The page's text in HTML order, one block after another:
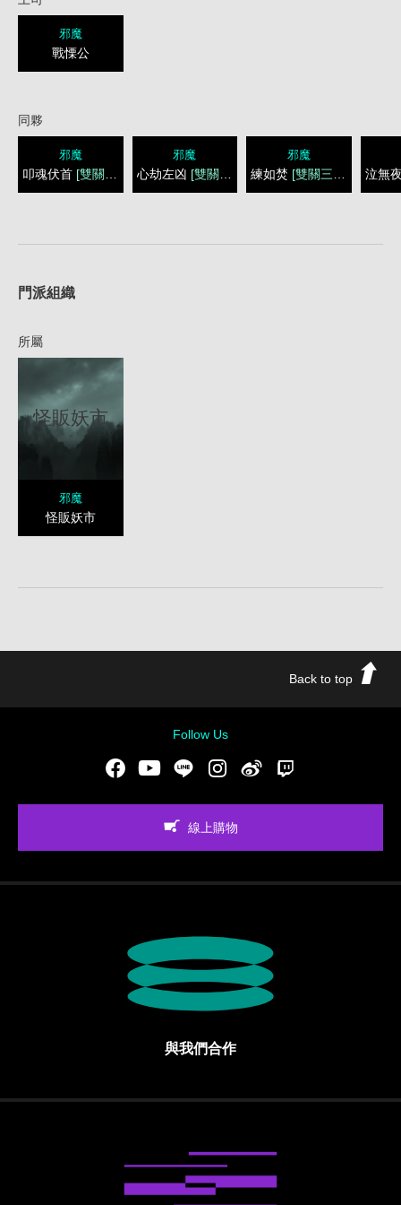
邪魔
戰慄公
同夥
邪魔
叩魂伏首 [雙關三闕]
邪魔
心劫左凶 [雙關三闕]
邪魔
練如焚 [雙關三闕] 泣無
門派組織
所屬
怪販妖市
邪魔
怪販妖市
Back to top
Follow Us
FacebookYoutubeLINE Instgram新浪微博
線上購物
與我們合作